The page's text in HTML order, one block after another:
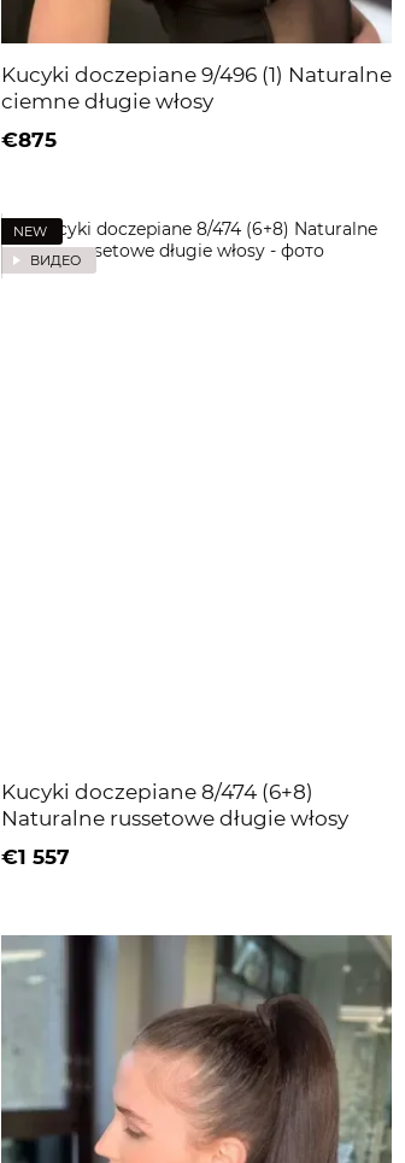
Kucyki doczepiane 9/496 (1) Naturalne
ciemne długie włosy
€875
NEW
ВИДЕО
Kucyki doczepiane 8/474 (6+8)
Naturalne russetowe długie włosy
€1 557